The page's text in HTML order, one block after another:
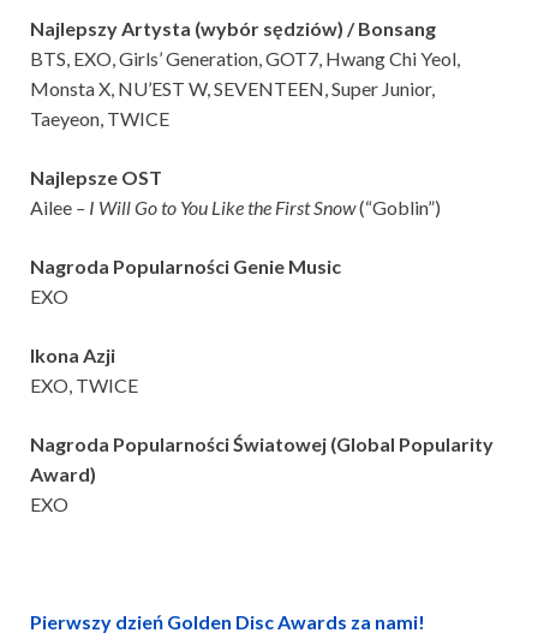
Najlepszy Artysta (wybór sędziów) / Bonsang
BTS, EXO, Girls’ Generation, GOT7, Hwang Chi Yeol,
Monsta X, NU’EST W, SEVENTEEN, Super Junior,
Taeyeon, TWICE
Najlepsze OST
Ailee – I Will Go to You Like the First Snow(“Goblin”)
Nagroda Popularności Genie Music
EXO
Ikona Azji
EXO, TWICE
Nagroda Popularności Światowej (Global Popularity
Award)
EXO
Pierwszy dzień Golden Disc Awards za nami!